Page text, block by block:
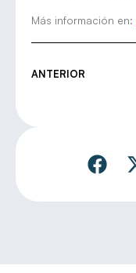
Más información en:
ANTERIOR